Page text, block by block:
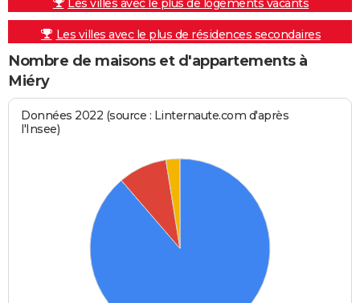
Les villes avec le plus de logements vacants
Les villes avec le plus de résidences secondaires
Nombre de maisons et d'appartements à
Miéry
Données 2022 (source : Linternaute.com d'après
l'Insee)